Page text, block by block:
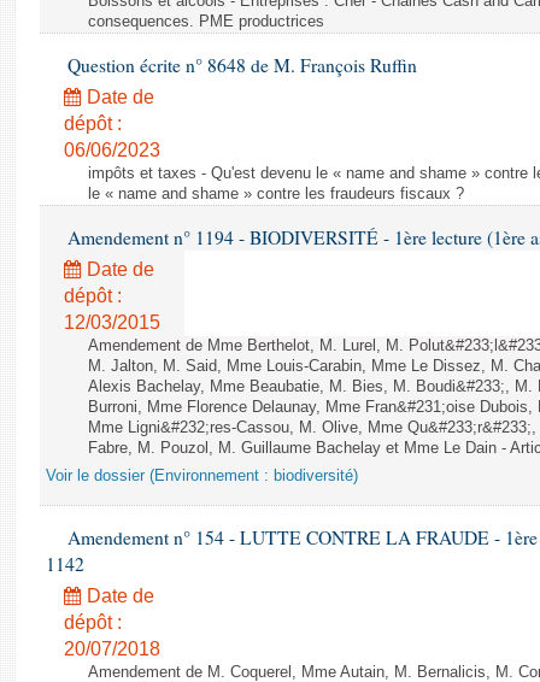
Baromètre de l’application des lois
Dossiers législatifs
Budget et sécurité sociale
Questions écrites et orales
Comptes rendus des débats
consequences. PME productrices
Question écrite n° 8648 de M. François Ruffin
Date de
dépôt :
06/06/2023
impôts et taxes - Qu'est devenu le « name and shame » contre
le « name and shame » contre les fraudeurs fiscaux ?
Amendement n° 1194 - BIODIVERSITÉ - 1ère lecture (1ère
Date de
dépôt :
12/03/2015
Amendement de Mme Berthelot, M. Lurel, M.
M. Jalton, M. Said, Mme Louis-Carabin, Mme Le Dissez, M.
Alexis Bachelay, Mme Beaubatie, M. Bies, M. Boudi&#233;,
Burroni, Mme Florence Delaunay, Mme Fran&#231;oise
Mme Ligni&#232;res-Cassou, M. Olive, Mme
Fabre, M. Pouzol, M. Guillaume Bachelay et Mme Le Dain -
Voir le dossier (Environnement : biodiversité)
Amendement n° 154 - LUTTE CONTRE LA FRAUDE - 1ère
1142
Date de
dépôt :
20/07/2018
Amendement de M. Coquerel, Mme Autain, M. Bernalicis, M.